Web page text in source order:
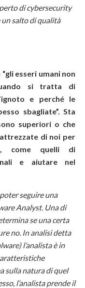
di cybersecurity
un salto di qualità
esseri umani non
si tratta di
e perché le
sbagliate”. Sta
superiori o che
di noi per
come quelli di
e aiutare nel
seguire una
Analyst. Una di
se una certa
no. In analisi detta
l’analista è in
sulla natura di quel
l’analista prende il